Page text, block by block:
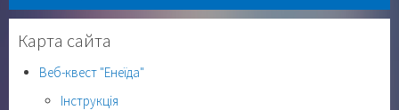
Карта сайта
Веб-квест "Енеїда"
Інструкція